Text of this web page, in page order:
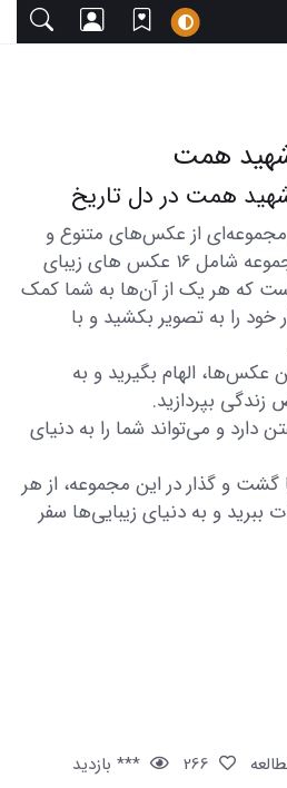
همت
مجموعه‌ای از عکس‌های متنوع و
زیبا دعوت می‌کنیم. این مجموعه شامل 16 عکس های زیبای
که هر یک از آن‌ها به شما کمک
را به تصویر بکشید و با
عکس‌ها، الهام بگیرید و به
زندگی بپردازید.
دارد و می‌تواند شما را به دنیای
و گذار در این مجموعه، از هر
ببرید و به دنیای زیبایی‌ها سفر
*** بازدید